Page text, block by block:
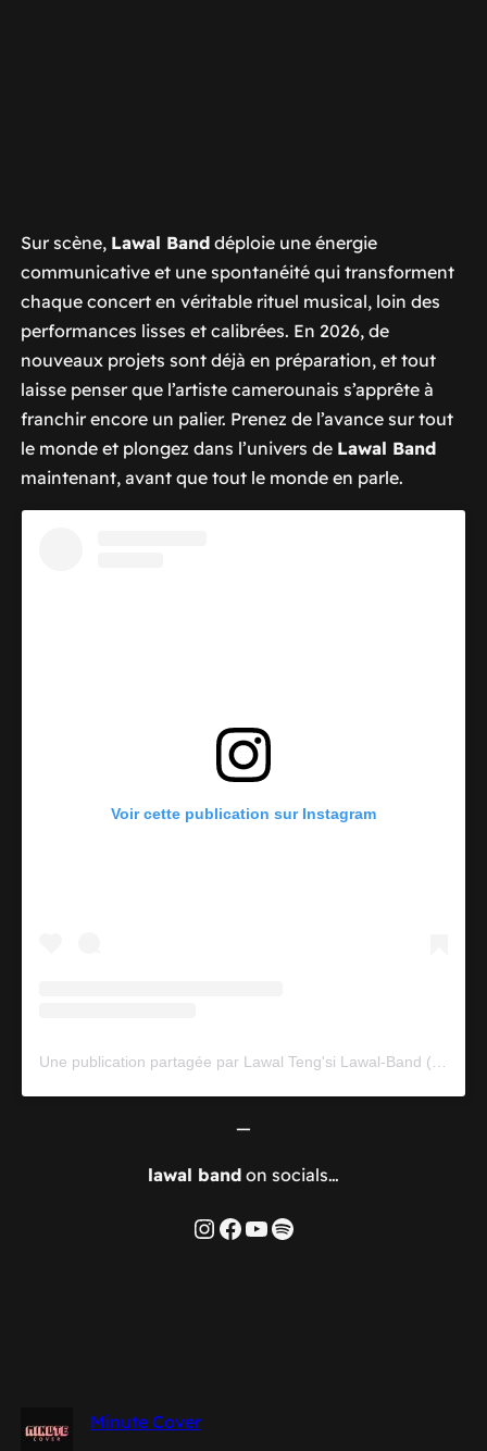
Sur scène, Lawal Banddéploie une énergie
communicative et une spontanéité qui transforment
chaque concert en véritable rituel musical, loin des
performances lisses et calibrées. En 2026, de
nouveaux projets sont déjà en préparation, et tout
laisse penser que l’artiste camerounais s’apprête à
franchir encore un palier. Prenez de l’avance sur tout
le monde et plongez dans l’univers de Lawal Band
maintenant, avant que tout le monde en parle.
Voir cette publication sur Instagram
—
lawal band on socials…
Instagram
Facebook
YouTube
Spotify
Minute Cover